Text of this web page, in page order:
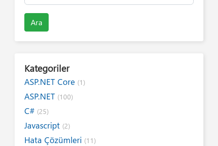
Ara
Kategoriler
ASP.NET Core (1)
ASP.NET (100)
C# (25)
Javascript (2)
Hata Çözümleri (11)